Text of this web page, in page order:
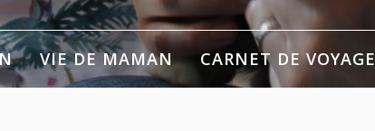
VIE DE MAMAN CARNET DE VOYAGE